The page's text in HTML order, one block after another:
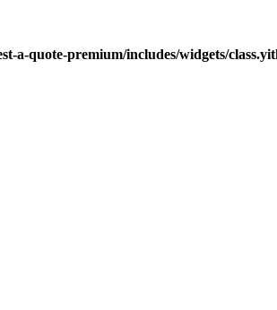
a-quote-premium/includes/widgets/